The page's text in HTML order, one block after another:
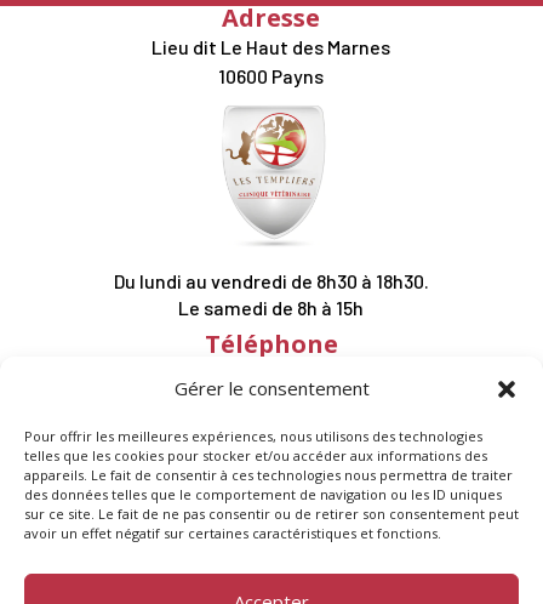
Gérer le consentement
Pour offrir les meilleures expériences, nous utilisons des technologies
telles que les cookies pour stocker et/ou accéder aux informations des
appareils. Le fait de consentir à ces technologies nous permettra de traiter
des données telles que le comportement de navigation ou les ID uniques
sur ce site. Le fait de ne pas consentir ou de retirer son consentement peut
avoir un effet négatif sur certaines caractéristiques et fonctions.
Adresse
Lieu dit Le Haut des Marnes
10600 Payns
Du lundi au vendredi de 8h30 à 18h30.
Le samedi de 8h à 15h
Téléphone